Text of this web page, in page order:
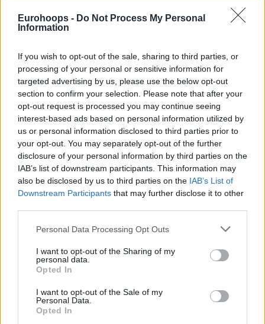
Eurohoops - Do Not Process My Personal
Information
If you wish to opt-out of the sale, sharing to third parties, or
processing of your personal or sensitive information for
targeted advertising by us, please use the below opt-out
section to confirm your selection. Please note that after your
opt-out request is processed you may continue seeing
interest-based ads based on personal information utilized by
us or personal information disclosed to third parties prior to
your opt-out. You may separately opt-out of the further
disclosure of your personal information by third parties on the
IAB’s list of downstream participants. This information may
also be disclosed by us to third parties on the IAB’s List of
Downstream Participants that may further disclose it to other
Please note that this website/app uses one or more Google
not limited to your visit or usage behaviour. You may click to
grant or deny consent to Google and its third-party tags to
use your data for below specified purposes in below Google
consent section.
Personal Data Processing Opt Outs
I want to opt-out of the Sharing of my
personal data.
Opted In
I want to opt-out of the Sale of my
Personal Data.
Opted In
Ματίας Λεσόρ
“διαβολοβδομάδα” της κανονικής διάρκειας τα 12 (!)
παιχνίδια στα οποία έχει μείνει στο παρκέ για περισσότερα